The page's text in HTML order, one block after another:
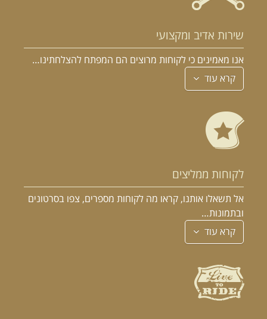
שירות אדיב ומקצועי
אנו מאמינים כי לקוחות מרוצים הם המפתח להצלחתינו…
קרא עוד
לקוחות ממליצים
אל תשאלו אותנו, קראו מה לקוחות מספרים, צפו בסרטונים
ובתמונות…
קרא עוד